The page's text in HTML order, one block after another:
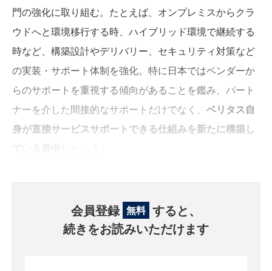
門の強化に取り組む。たとえば、オンプレミスからクラ
ウドへと環境移行する時、ハイブリッド環境で継続する
時など、構築設計やデリバリー、セキュリティ対策など
の実装・サポート体制を強化。特に日本ではベンダーか
らのサポートを重視する傾向があることを鑑み、パート
ナーを介した間接的なサポートだけでなく、 ベリタス自
身が直接サービスサポートできる仕組みを新たに構築し
会員登録 無料 すると、
続きをお読みいただけます